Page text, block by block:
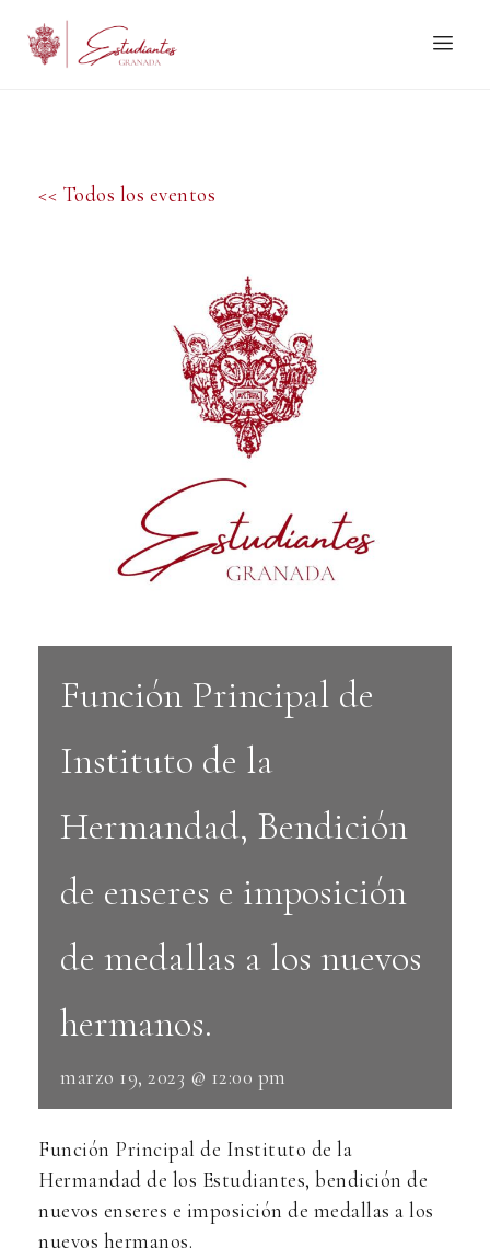
<< Todos los eventos
Función Principal de
Instituto de la
Hermandad, Bendición
de enseres e imposición
de medallas a los nuevos
hermanos.
marzo 19, 2023 @ 12:00 pm
Función Principal de Instituto de la
Hermandad de los Estudiantes, bendición de
nuevos enseres e imposición de medallas a los
nuevos hermanos.